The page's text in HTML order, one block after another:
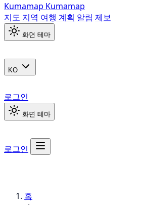
Kumamap Kumamap
지도 지역 여행 계획 알림 제보
화면 테마
KO
로그인
화면 테마
로그인
홈